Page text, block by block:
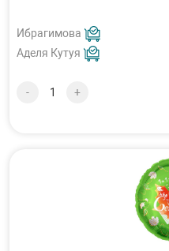
Ибрагимова
Аделя Кутуя
- +